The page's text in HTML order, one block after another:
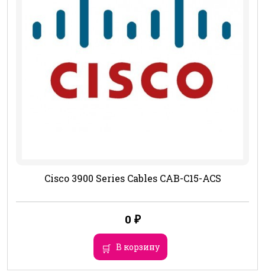
Cisco 3900 Series Cables CAB-C15-ACS
0 ₽
В корзину